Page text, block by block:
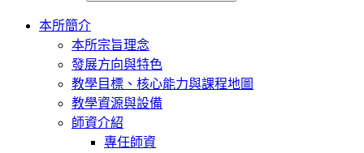
Toggle
navigation
本所簡介
本所宗旨理念
發展方向與特色
教學目標、核心能力與課程地圖
教學資源與設備
師資介紹
專任師資